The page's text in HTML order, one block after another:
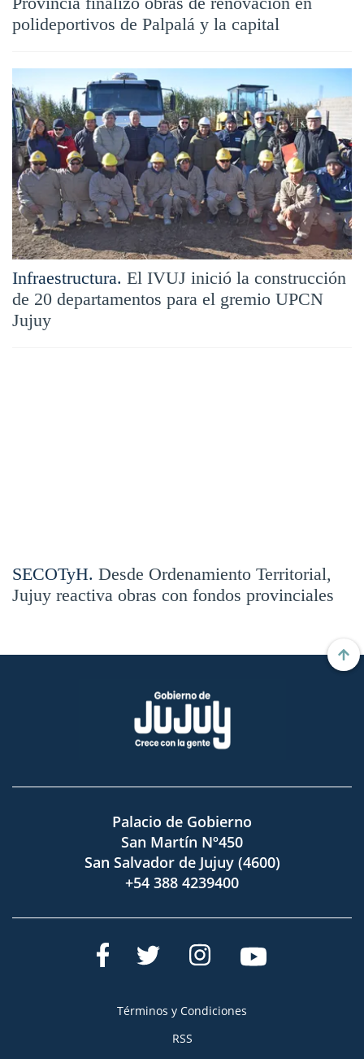
polideportivos de Palpalá y la capital
Infraestructura. El IVUJ inició la construcción
de 20 departamentos para el gremio UPCN
Jujuy
SECOTyH. Desde Ordenamiento Territorial,
Jujuy reactiva obras con fondos provinciales
Palacio de Gobierno
San Martín Nº450
San Salvador de Jujuy (4600)
+54 388 4239400
Términos y Condiciones
RSS